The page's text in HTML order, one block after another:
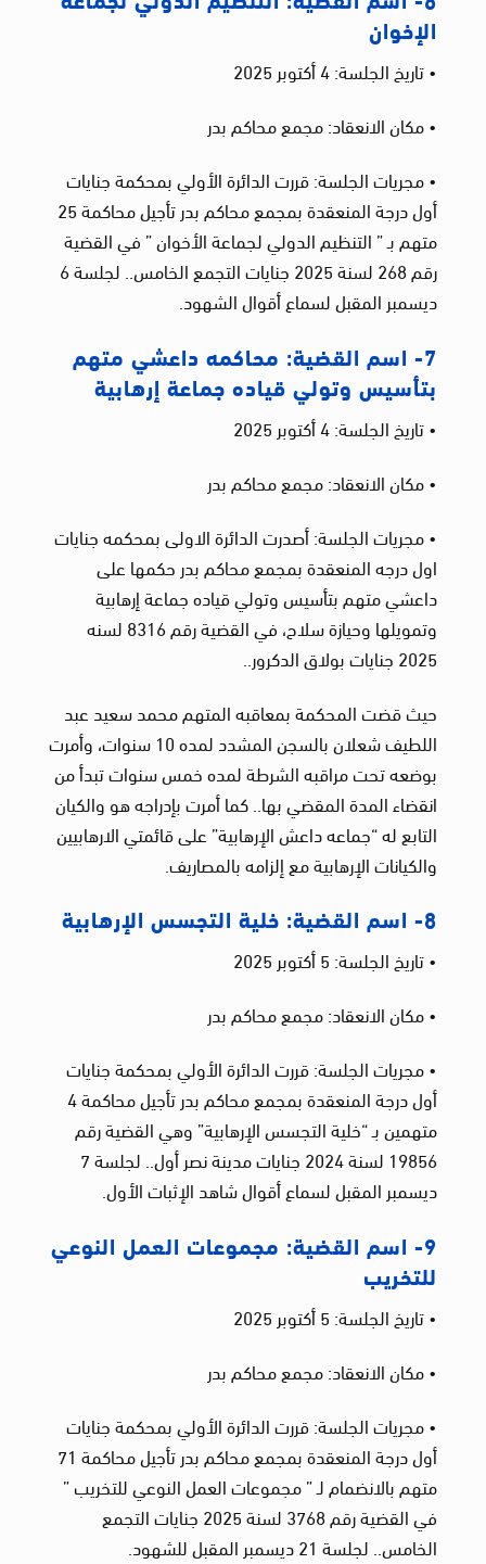
الإخوان
• تاريخ الجلسة: 4 أكتوبر 2025
• مكان الانعقاد: مجمع محاكم بدر
• مجريات الجلسة: قررت الدائرة الأولي بمحكمة جنايات
أول درجة المنعقدة بمجمع محاكم بدر تأجيل محاكمة 25
متهم بـ ” التنظيم الدولي لجماعة الأخوان ” في القضية
رقم 268 لسنة 2025 جنايات التجمع الخامس.. لجلسة 6
ديسمبر المقبل لسماع أقوال الشهود.
7- اسم القضية: محاكمه داعشي متهم
بتأسيس وتولي قياده جماعة إرهابية
• تاريخ الجلسة: 4 أكتوبر 2025
• مكان الانعقاد: مجمع محاكم بدر
• مجريات الجلسة: أصدرت الدائرة الاولى بمحكمه جنايات
اول درجه المنعقدة بمجمع محاكم بدر حكمها على
داعشي متهم بتأسيس وتولي قياده جماعة إرهابية
وتمويلها وحيازة سلاح، في القضية رقم 8316 لسنه
2025 جنايات بولاق الدكرور..
حيث قضت المحكمة بمعاقبه المتهم محمد سعيد عبد
اللطيف شعلان بالسجن المشدد لمده 10 سنوات، وأمرت
بوضعه تحت مراقبه الشرطة لمده خمس سنوات تبدأ من
انقضاء المدة المقضي بها.. كما أمرت بإدراجه هو والكيان
التابع له “جماعه داعش الإرهابية” على قائمتي الارهابيين
والكيانات الإرهابية مع إلزامه بالمصاريف.
8- اسم القضية: خلية التجسس الإرهابية
• تاريخ الجلسة: 5 أكتوبر 2025
• مكان الانعقاد: مجمع محاكم بدر
• مجريات الجلسة: قررت الدائرة الأولي بمحكمة جنايات
أول درجة المنعقدة بمجمع محاكم بدر تأجيل محاكمة 4
متهمين بـ “خلية التجسس الإرهابية” وهي القضية رقم
19856 لسنة 2024 جنايات مدينة نصر أول.. لجلسة 7
ديسمبر المقبل لسماع أقوال شاهد الإثبات الأول.
9- اسم القضية: مجموعات العمل النوعي
للتخريب
• تاريخ الجلسة: 5 أكتوبر 2025
• مكان الانعقاد: مجمع محاكم بدر
• مجريات الجلسة: قررت الدائرة الأولي بمحكمة جنايات
أول درجة المنعقدة بمجمع محاكم بدر تأجيل محاكمة 71
متهم بالانضمام لـ ” مجموعات العمل النوعي للتخريب ”
في القضية رقم 3768 لسنة 2025 جنايات التجمع
الخامس.. لجلسة 21 ديسمبر المقبل للشهود.